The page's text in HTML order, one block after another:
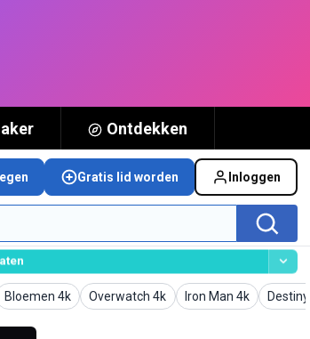
Ontdekken
Gratis lid worden Inloggen
Bloemen 4k
AchtergrondenOverwatch 4k
Achtergronden Iron Man 4k
Achtergronden